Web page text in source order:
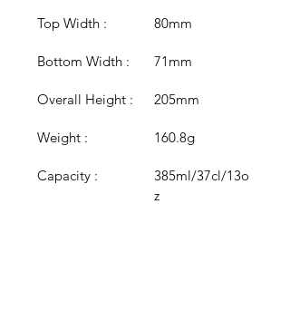
Top Width : 80mm
Bottom Width : 71mm
Overall Height : 205mm
Weight : 160.8g
Capacity :
385ml/37cl/13o
z